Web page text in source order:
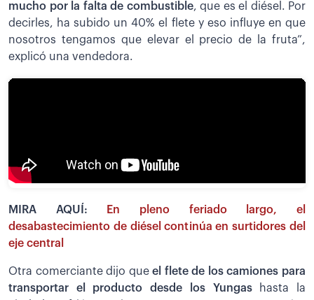
mucho por la falta de combustible, que es el diésel. Por
decirles, ha subido un 40% el flete y eso influye en que
nosotros tengamos que elevar el precio de la fruta”,
explicó una vendedora.
MIRA AQUÍ:
En pleno feriado largo, el
desabastecimiento de diésel continúa en surtidores del
eje central
Otra comerciante dijo queel flete de los camiones para
transportar el producto desde los Yungas
hasta la